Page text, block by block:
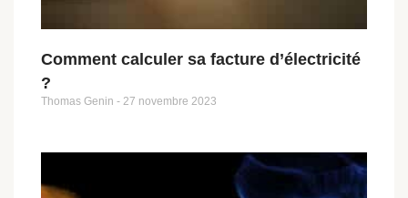
Comment calculer sa facture d’électricité
?
Thomas Genin 27 novembre 2023